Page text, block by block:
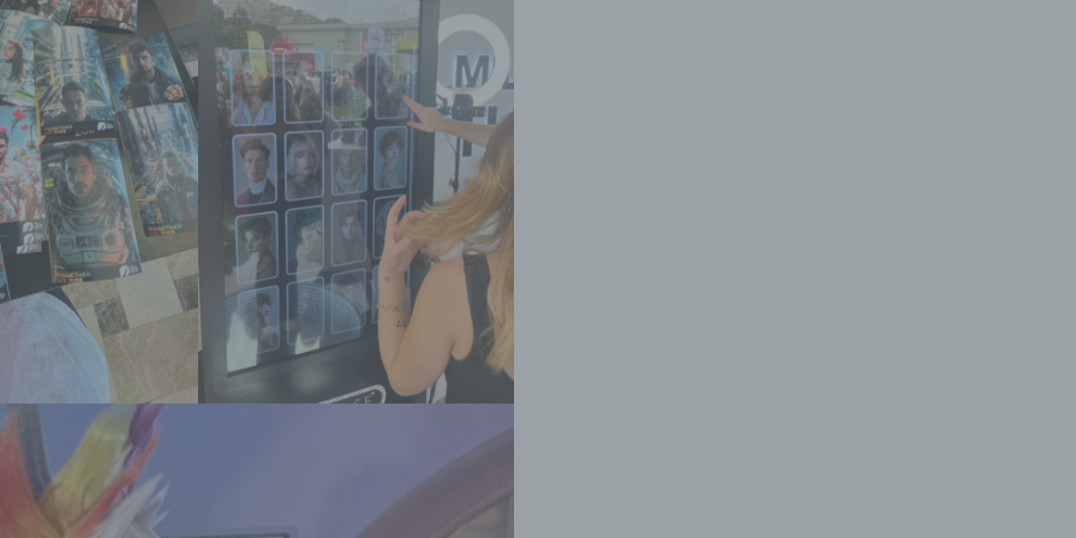
ist die Verarbeitung personenbezogener Daten in
Weise, auf welche die personenbezogenen Daten ohne
zusätzlicher Informationen nicht mehr einer spezifischen
Person zugeordnet werden können, sofern diese
Informationen gesondert aufbewahrt werden und
und organisatorischen Maßnahmen unterliegen, die
dass die personenbezogenen Daten nicht einer
oder identifizierbaren natürlichen Person zugewiesen
oder für die Verarbeitung Verantwortlicher
oder für die Verarbeitung Verantwortlicher ist die
oder juristische Person, Behörde, Einrichtung oder andere
die allein oder gemeinsam mit anderen über die Zwecke und
der Verarbeitung von personenbezogenen Daten entscheidet.
die Zwecke und Mittel dieser Verarbeitung durch das Unionsrecht
das Recht der Mitgliedstaaten vorgegeben, so kann der
beziehungsweise können die bestimmten Kriterien
Benennung nach dem Unionsrecht oder dem Recht der
vorgesehen werden.